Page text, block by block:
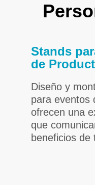
Stands
de
Diseño y
para eventos
ofrecen una
que
beneficios de